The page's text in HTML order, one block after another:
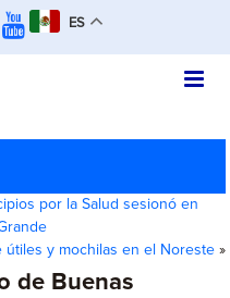
ES
por la Salud sesionó en
útiles y mochilas en el Noreste»
de Buenas